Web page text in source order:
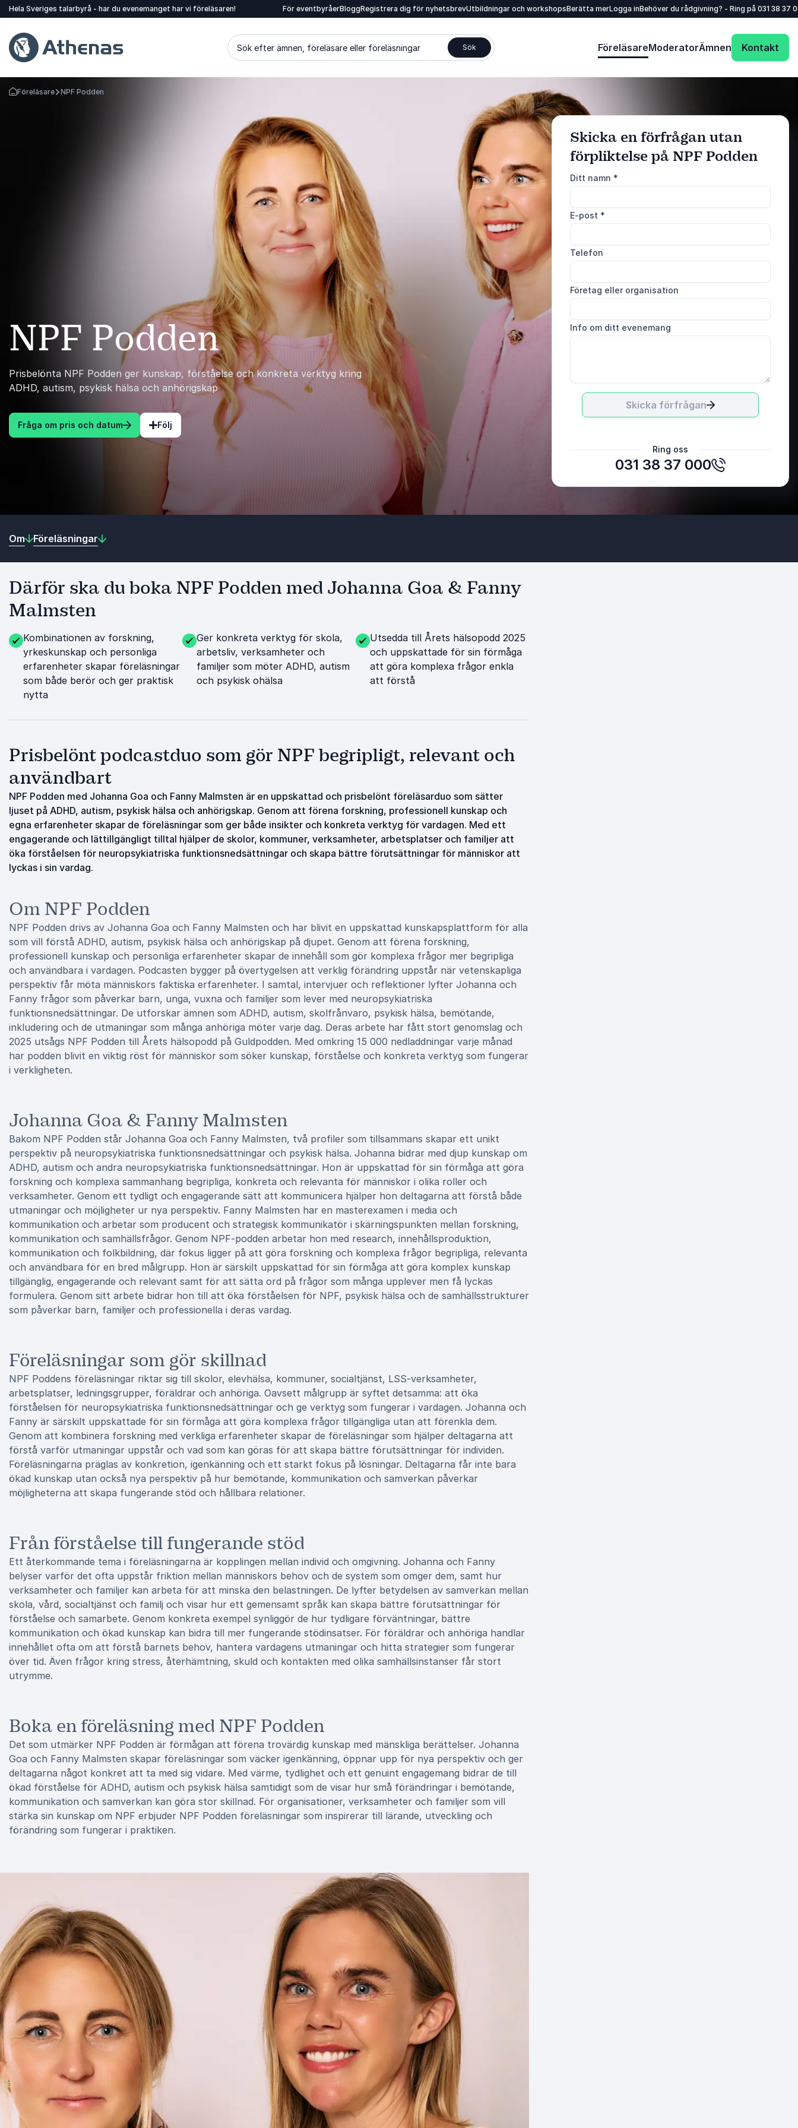
Hela Sveriges talarbyrå - har du evenemanget har vi föreläsaren! För eventbyråerBloggRegistrera dig för nyhetsbrevUtbildningar och workshopsBerätta merLogga inBehöver du rådgivning? - Ring på 031 38 37
Sök efter ämnen, föreläsare eller föreläsningar Sök FöreläsareModeratorÄmnen Kontakt
Gå tillbaka till startsidan
Föreläsare NPF Podden
NPF Podden
Prisbelönta NPF Podden ger kunskap, förståelse och konkreta verktyg kring
ADHD, autism, psykisk hälsa och anhörigskap
Fråga om pris och datum Följ
Skicka en förfrågan utan
förpliktelse på NPF Podden
Ditt namn *
E-post *
Telefon
Företag eller organisation
Info om ditt evenemang
Skicka förfrågan
Ring oss
031 38 37 000
Om Föreläsningar
Därför ska du boka NPF Podden med Johanna Goa & Fanny
Malmsten
Kombinationen av forskning,
yrkeskunskap och personliga
erfarenheter skapar föreläsningar
som både berör och ger praktisk
nytta
Ger konkreta verktyg för skola,
arbetsliv, verksamheter och
familjer som möter ADHD, autism
och psykisk ohälsa
Utsedda till Årets hälsopodd 2025
och uppskattade för sin förmåga
att göra komplexa frågor enkla
att förstå
Prisbelönt podcastduo som gör NPF begripligt, relevant och
användbart
NPF Podden med Johanna Goa och Fanny Malmsten är en uppskattad och prisbelönt föreläsarduo som sätter
ljuset på ADHD, autism, psykisk hälsa och anhörigskap. Genom att förena forskning, professionell kunskap och
egna erfarenheter skapar de föreläsningar som ger både insikter och konkreta verktyg för vardagen. Med ett
engagerande och lättillgängligt tilltal hjälper de skolor, kommuner, verksamheter, arbetsplatser och familjer att
öka förståelsen för neuropsykiatriska funktionsnedsättningar och skapa bättre förutsättningar för människor att
lyckas i sin vardag.
Om NPF Podden
NPF Podden drivs av Johanna Goa och Fanny Malmsten och har blivit en uppskattad kunskapsplattform för alla
som vill förstå ADHD, autism, psykisk hälsa och anhörigskap på djupet. Genom att förena forskning,
professionell kunskap och personliga erfarenheter skapar de innehåll som gör komplexa frågor mer begripliga
och användbara i vardagen. Podcasten bygger på övertygelsen att verklig förändring uppstår när vetenskapliga
perspektiv får möta människors faktiska erfarenheter. I samtal, intervjuer och reflektioner lyfter Johanna och
Fanny frågor som påverkar barn, unga, vuxna och familjer som lever med neuropsykiatriska
funktionsnedsättningar. De utforskar ämnen som ADHD, autism, skolfrånvaro, psykisk hälsa, bemötande,
inkludering och de utmaningar som många anhöriga möter varje dag. Deras arbete har fått stort genomslag och
2025 utsågs NPF Podden till Årets hälsopodd på Guldpodden. Med omkring 15 000 nedladdningar varje månad
har podden blivit en viktig röst för människor som söker kunskap, förståelse och konkreta verktyg som fungerar
i verkligheten.
Johanna Goa & Fanny Malmsten
Bakom NPF Podden står Johanna Goa och Fanny Malmsten, två profiler som tillsammans skapar ett unikt
perspektiv på neuropsykiatriska funktionsnedsättningar och psykisk hälsa. Johanna bidrar med djup kunskap om
ADHD, autism och andra neuropsykiatriska funktionsnedsättningar. Hon är uppskattad för sin förmåga att göra
forskning och komplexa sammanhang begripliga, konkreta och relevanta för människor i olika roller och
verksamheter. Genom ett tydligt och engagerande sätt att kommunicera hjälper hon deltagarna att förstå både
utmaningar och möjligheter ur nya perspektiv. Fanny Malmsten har en masterexamen i media och
kommunikation och arbetar som producent och strategisk kommunikatör i skärningspunkten mellan forskning,
kommunikation och samhällsfrågor. Genom NPF-podden arbetar hon med research, innehållsproduktion,
kommunikation och folkbildning, där fokus ligger på att göra forskning och komplexa frågor begripliga, relevanta
och användbara för en bred målgrupp. Hon är särskilt uppskattad för sin förmåga att göra komplex kunskap
tillgänglig, engagerande och relevant samt för att sätta ord på frågor som många upplever men få lyckas
formulera. Genom sitt arbete bidrar hon till att öka förståelsen för NPF, psykisk hälsa och de samhällsstrukturer
som påverkar barn, familjer och professionella i deras vardag.
Föreläsningar som gör skillnad
NPF Poddens föreläsningar riktar sig till skolor, elevhälsa, kommuner, socialtjänst, LSS-verksamheter,
arbetsplatser, ledningsgrupper, föräldrar och anhöriga. Oavsett målgrupp är syftet detsamma: att öka
förståelsen för neuropsykiatriska funktionsnedsättningar och ge verktyg som fungerar i vardagen. Johanna och
Fanny är särskilt uppskattade för sin förmåga att göra komplexa frågor tillgängliga utan att förenkla dem.
Genom att kombinera forskning med verkliga erfarenheter skapar de föreläsningar som hjälper deltagarna att
förstå varför utmaningar uppstår och vad som kan göras för att skapa bättre förutsättningar för individen.
Föreläsningarna präglas av konkretion, igenkänning och ett starkt fokus på lösningar. Deltagarna får inte bara
ökad kunskap utan också nya perspektiv på hur bemötande, kommunikation och samverkan påverkar
möjligheterna att skapa fungerande stöd och hållbara relationer.
Från förståelse till fungerande stöd
Ett återkommande tema i föreläsningarna är kopplingen mellan individ och omgivning. Johanna och Fanny
belyser varför det ofta uppstår friktion mellan människors behov och de system som omger dem, samt hur
verksamheter och familjer kan arbeta för att minska den belastningen. De lyfter betydelsen av samverkan mellan
skola, vård, socialtjänst och familj och visar hur ett gemensamt språk kan skapa bättre förutsättningar för
förståelse och samarbete. Genom konkreta exempel synliggör de hur tydligare förväntningar, bättre
kommunikation och ökad kunskap kan bidra till mer fungerande stödinsatser. För föräldrar och anhöriga handlar
innehållet ofta om att förstå barnets behov, hantera vardagens utmaningar och hitta strategier som fungerar
över tid. Även frågor kring stress, återhämtning, skuld och kontakten med olika samhällsinstanser får stort
utrymme.
Boka en föreläsning med NPF Podden
Det som utmärker NPF Podden är förmågan att förena trovärdig kunskap med mänskliga berättelser. Johanna
Goa och Fanny Malmsten skapar föreläsningar som väcker igenkänning, öppnar upp för nya perspektiv och ger
deltagarna något konkret att ta med sig vidare. Med värme, tydlighet och ett genuint engagemang bidrar de till
ökad förståelse för ADHD, autism och psykisk hälsa samtidigt som de visar hur små förändringar i bemötande,
kommunikation och samverkan kan göra stor skillnad. För organisationer, verksamheter och familjer som vill
stärka sin kunskap om NPF erbjuder NPF Podden föreläsningar som inspirerar till lärande, utveckling och
förändring som fungerar i praktiken.